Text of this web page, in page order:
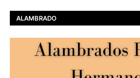
ALAMBRADO